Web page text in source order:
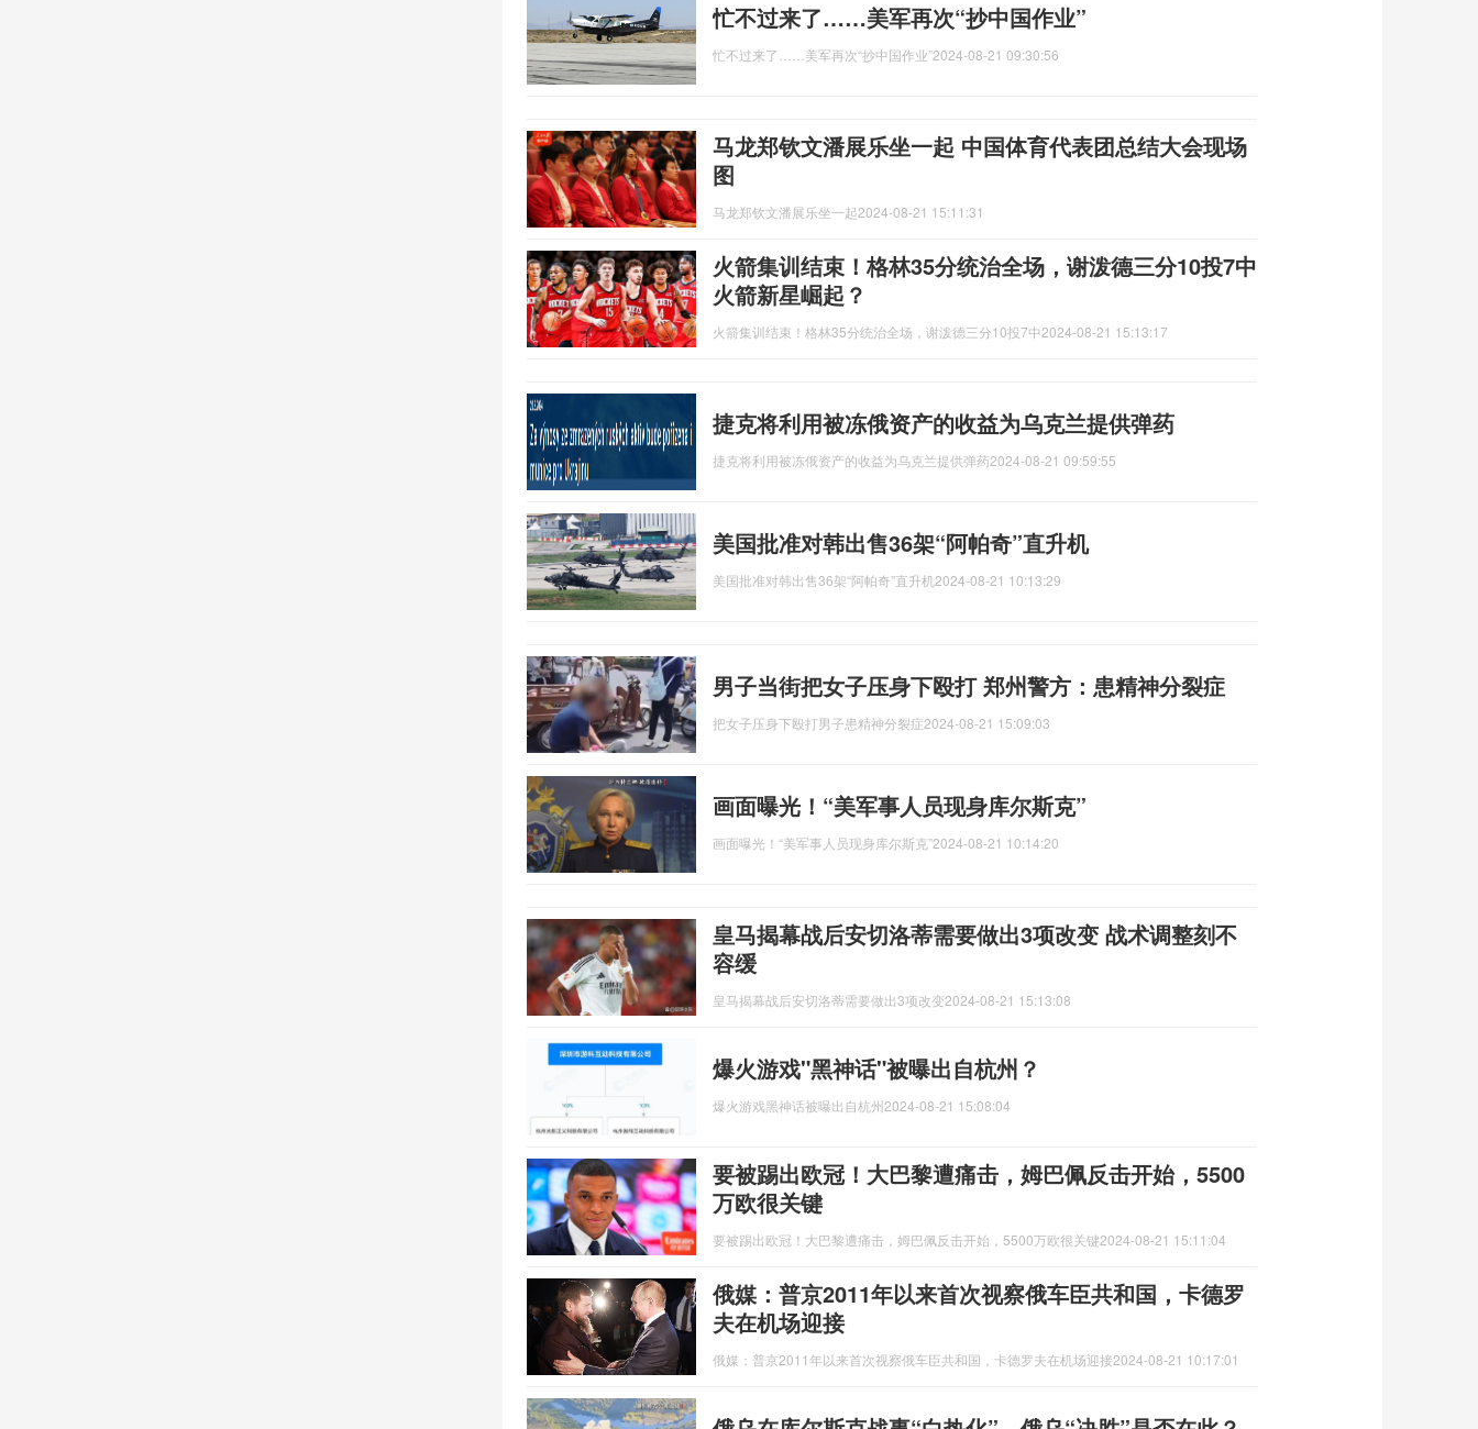
忙不过来了……美军再次“抄中国作业”
忙不过来了……美军再次“抄中国作业”2024-08-21 09:30:56
马龙郑钦文潘展乐坐一起 中国体育代表团总结大会现场
图
马龙郑钦文潘展乐坐一起2024-08-21 15:11:31
火箭集训结束！格林35分统治全场，谢泼德三分10投7中
火箭新星崛起？
火箭集训结束！格林35分统治全场，谢泼德三分10投7中2024-08-21 15:13:17
捷克将利用被冻俄资产的收益为乌克兰提供弹药
捷克将利用被冻俄资产的收益为乌克兰提供弹药2024-08-21 09:59:55
美国批准对韩出售36架“阿帕奇”直升机
美国批准对韩出售36架“阿帕奇”直升机 2024-08-21 10:13:29
男子当街把女子压身下殴打 郑州警方：患精神分裂症
把女子压身下殴打男子患精神分裂症2024-08-21 15:09:03
画面曝光！“美军事人员现身库尔斯克”
画面曝光！“美军事人员现身库尔斯克”2024-08-21 10:14:20
皇马揭幕战后安切洛蒂需要做出3项改变 战术调整刻不
容缓
皇马揭幕战后安切洛蒂需要做出3项改变2024-08-21 15:13:08
爆火游戏"黑神话"被曝出自杭州？
爆火游戏黑神话被曝出自杭州2024-08-21 15:08:04
要被踢出欧冠！大巴黎遭痛击，姆巴佩反击开始，5500
万欧很关键
要被踢出欧冠！大巴黎遭痛击，姆巴佩反击开始，5500万欧很关键2024-08-21 15:11:04
俄媒：普京2011年以来首次视察俄车臣共和国，卡德罗
夫在机场迎接
俄媒：普京2011年以来首次视察俄车臣共和国，卡德罗夫在机场迎接2024-08-21 10:17:01